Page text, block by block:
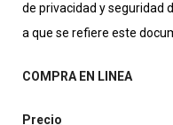
de privacidad y seguridad
a que se refiere este
COMPRA EN LINEA
Precio